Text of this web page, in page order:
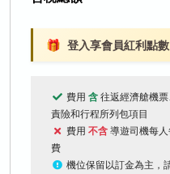
🎁 登入享會員紅利點數
費用 含 往返經濟艙機
責險和行程所列包項目
費用 不含 導遊司機每
費
機位保留以訂金為主，